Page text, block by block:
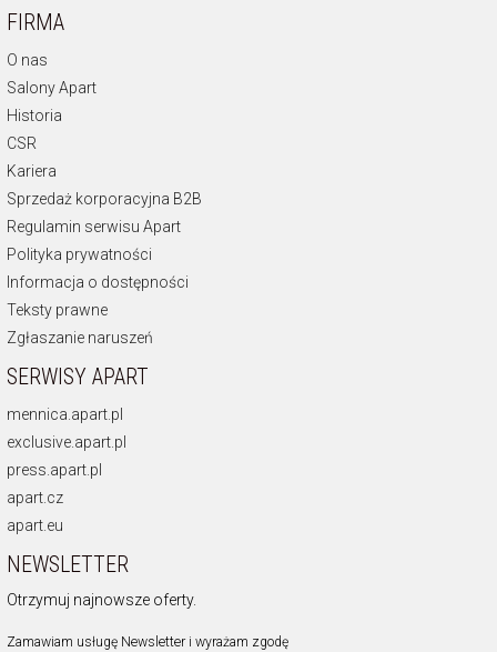
FIRMA
O nas
Salony Apart
Historia
CSR
Kariera
Sprzedaż korporacyjna B2B
Regulamin serwisu Apart
Polityka prywatności
Informacja o dostępności
Teksty prawne
Zgłaszanie naruszeń
SERWISY APART
mennica.apart.pl
exclusive.apart.pl
press.apart.pl
apart.cz
apart.eu
NEWSLETTER
Otrzymuj najnowsze oferty.
Zamawiam usługę Newsletter i wyrażam zgodę